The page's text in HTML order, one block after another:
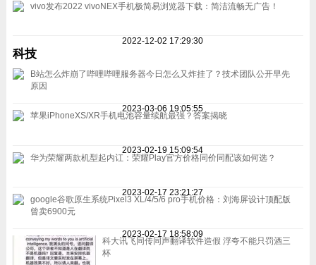
vivo发布2022 vivoNEX手机极简易浏览器下载：简洁流畅无广告！
2022-12-02 17:29:30
科技
B站怎么炸崩了哔哩哔哩服务器今日怎么又炸挂了？技术团队公开早先
原因
2023-03-06 19:05:55
苹果iPhoneXS/XR手机电池容量续航最强？答案揭晓
2023-02-19 15:09:54
华为荣耀两款机型起内讧：荣耀Play官方价格同价同配该如何选？
2023-02-17 23:21:27
google谷歌原生系统Pixel3 XL/4/5/6 pro手机价格：刘海屏设计顶配版
曾卖6900元
2023-02-17 18:58:09
科大讯飞同传同声翻译软件造假 浮夸不能只罚酒三
杯